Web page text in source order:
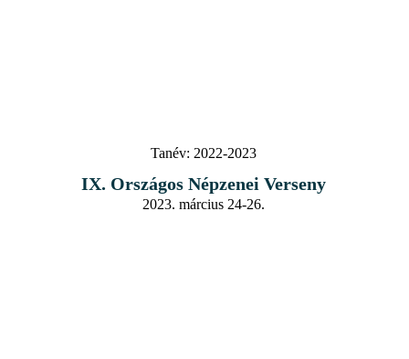
Tanév: 2022-2023
IX. Országos Népzenei Verseny
2023. március 24-26.